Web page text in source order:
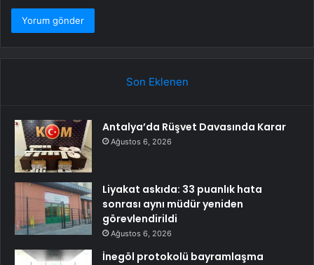
Son Eklenen
Antalya’da Rüşvet Davasında Karar
Ağustos 6, 2026
Liyakat askıda: 33 puanlık hata
sonrası aynı müdür yeniden
görevlendirildi
Ağustos 6, 2026
İnegöl protokolü bayramlaşma